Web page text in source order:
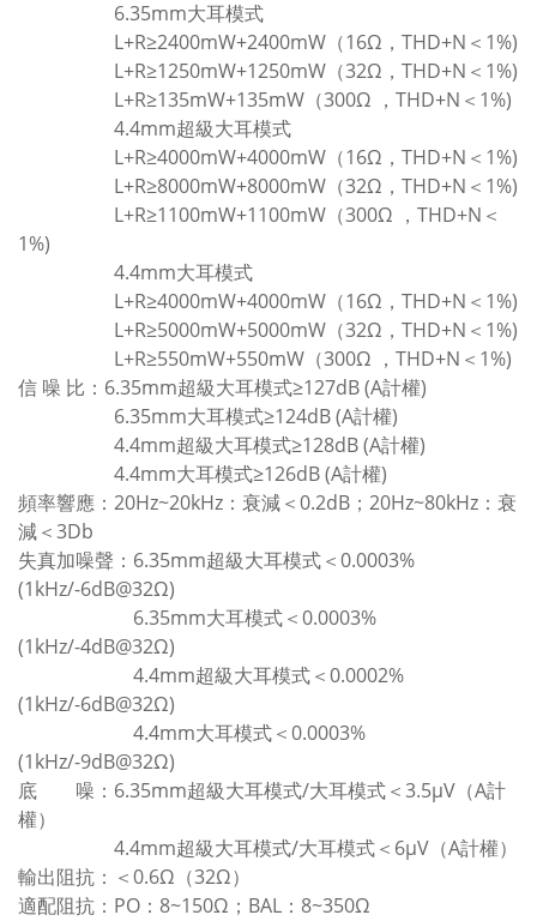
6.35mm大耳模式
L+R≥2400mW+2400mW（16Ω，THD+N＜1%)
L+R≥1250mW+1250mW（32Ω，THD+N＜1%)
L+R≥135mW+135mW（300Ω ，THD+N＜1%)
4.4mm超級大耳模式
L+R≥4000mW+4000mW（16Ω，THD+N＜1%)
L+R≥8000mW+8000mW（32Ω，THD+N＜1%)
L+R≥1100mW+1100mW（300Ω ，THD+N＜
1%)
4.4mm大耳模式
L+R≥4000mW+4000mW（16Ω，THD+N＜1%)
L+R≥5000mW+5000mW（32Ω，THD+N＜1%)
L+R≥550mW+550mW（300Ω ，THD+N＜1%)
信 噪 比：6.35mm超級大耳模式≥127dB (A計權)
6.35mm大耳模式≥124dB (A計權)
4.4mm超級大耳模式≥128dB (A計權)
4.4mm大耳模式≥126dB (A計權)
頻率響應：20Hz~20kHz：衰減＜0.2dB；20Hz~80kHz：衰
減＜3Db
失真加噪聲：6.35mm超級大耳模式＜0.0003%
(1kHz/-6dB@32Ω)
6.35mm大耳模式＜0.0003%
(1kHz/-4dB@32Ω)
4.4mm超級大耳模式＜0.0002%
(1kHz/-6dB@32Ω)
4.4mm大耳模式＜0.0003%
(1kHz/-9dB@32Ω)
底 噪：6.35mm超級大耳模式/大耳模式＜3.5μV（A計
權）
4.4mm超級大耳模式/大耳模式＜6μV（A計權）
輸出阻抗：＜0.6Ω（32Ω）
適配阻抗：PO：8~150Ω；BAL：8~350Ω